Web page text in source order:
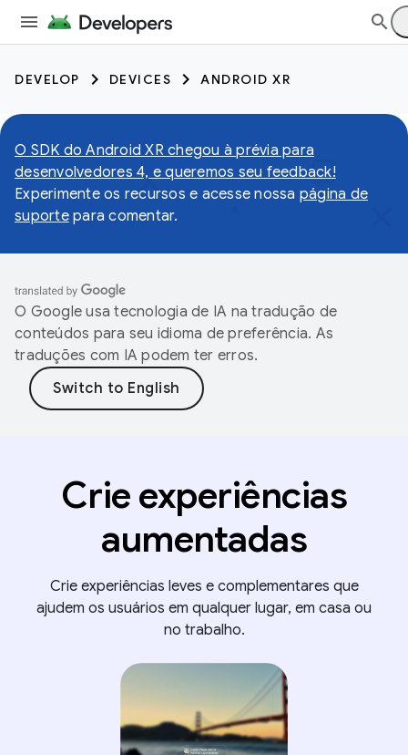
DEVELOP DEVICES ANDROID XR
O SDK do Android XR chegou à prévia para
desenvolvedores 4, e queremos seu feedback!
Experimente os recursos e acesse nossa página de
suportepara comentar.
O Google usa tecnologia de IA na tradução de
conteúdos para seu idioma de preferência. As
traduções com IA podem ter erros.
Crie experiências
aumentadas
Crie experiências leves e complementares que
ajudem os usuários em qualquer lugar, em casa ou
no trabalho.